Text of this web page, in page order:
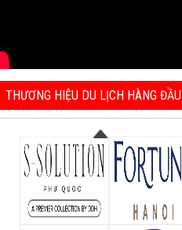
THƯƠNG HIỆU DU LỊCH HÀNG ĐẦU